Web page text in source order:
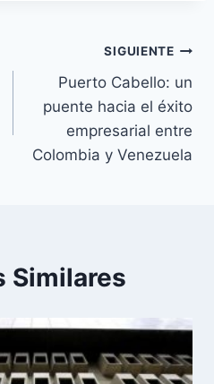
SIGUIENTE
Puerto Cabello: un
puente hacia el éxito
empresarial entre
Colombia y Venezuela
Similares